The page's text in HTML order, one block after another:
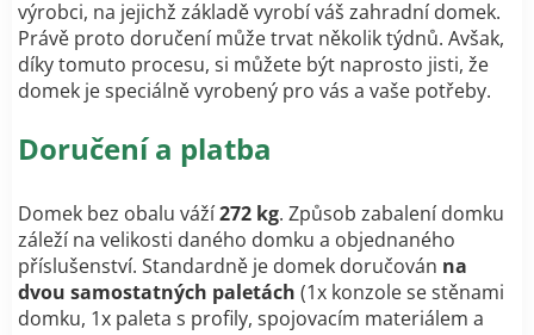
výrobci, na jejichž základě vyrobí váš zahradní domek.
Právě proto doručení může trvat několik týdnů. Avšak,
díky tomuto procesu, si můžete být naprosto jisti, že
domek je speciálně vyrobený pro vás a vaše potřeby.
Doručení a platba
Domek bez obalu váží272 kg. Způsob zabalení domku
záleží na velikosti daného domku a objednaného
příslušenství. Standardně je domek doručován na
dvou samostatných paletách (1x konzole se stěnami
domku, 1x paleta s profily, spojovacím materiálem a